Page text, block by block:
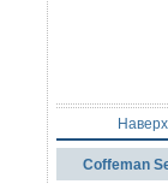
Наверх
Coffeman